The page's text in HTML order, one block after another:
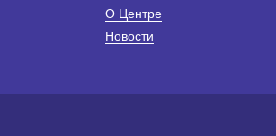
О Центре
Новости